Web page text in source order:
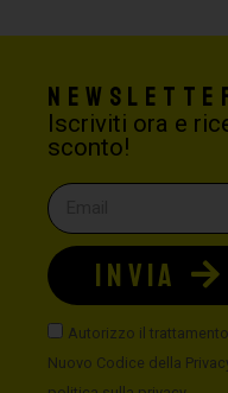
Iscriviti ora e
sconto!
Autorizzo il
Nuovo Codice della
INVIA